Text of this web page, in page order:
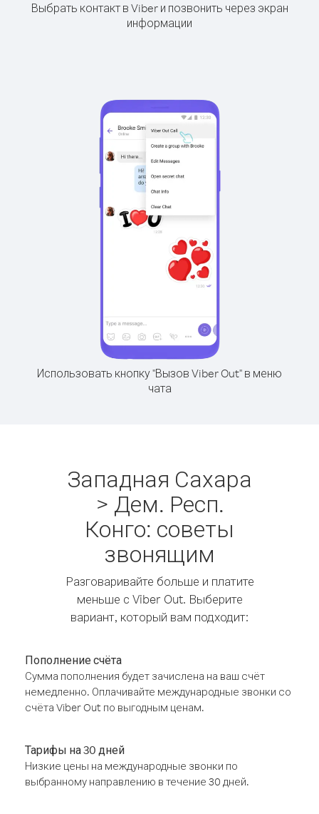
Выбрать контакт в Viber и позвонить через экран
информации
Использовать кнопку "Вызов Viber Out" в меню
чата
Западная Сахара
> Дем. Респ.
Конго: советы
звонящим
Разговаривайте больше и платите
меньше с Viber Out. Выберите
вариант, который вам подходит:
Пополнение счёта
Сумма пополнения будет зачислена на ваш счёт
немедленно. Оплачивайте международные звонки со
счёта Viber Out по выгодным ценам.
Тарифы на 30 дней
Низкие цены на международные звонки по
выбранному направлению в течение 30 дней.